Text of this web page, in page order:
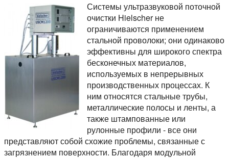
Системы ультразвуковой поточной
очистки Hielscher не
ограничиваются применением
стальной проволоки; они одинаково
эффективны для широкого спектра
бесконечных материалов,
используемых в непрерывных
производственных процессах. К
ним относятся стальные трубы,
металлические полосы и ленты, а
также штампованные или
рулонные профили - все они
представляют собой схожие проблемы, связанные с
загрязнением поверхности. Благодаря модульной